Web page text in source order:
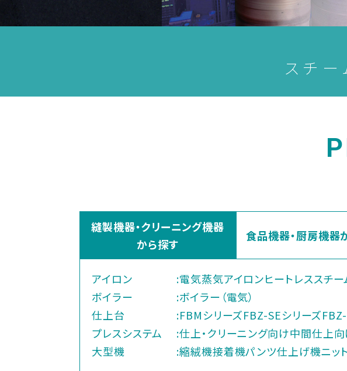
スチ
縫製機器・クリーニング機器
から探す
食品機器・厨房機器
アイロン :電気蒸気アイロンヒートレススチ
ボイラー
:ボイラー（電気）
仕上台
:FBMシリーズFBZ-SEシリーズ
プレスシステム
:仕上・クリーニング向け中間仕上向
大型機
:縮絨機接着機パンツ仕上げ機ニッ